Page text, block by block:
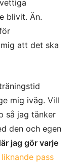
blivit. Än.
att det ska
mig iväg. Vill
så jag tänker
den och egen
jag gör varje
pass